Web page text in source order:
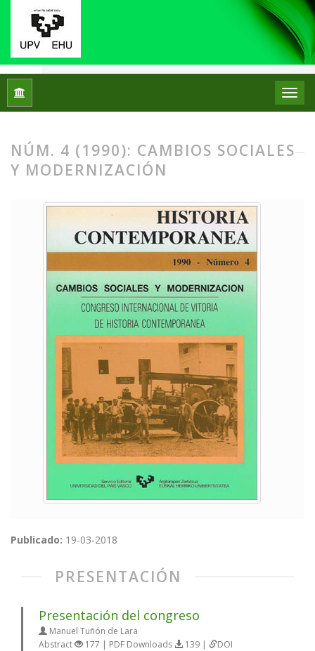
Inicio Núm. 4 (1990): Cambios sociales y
NÚM. 4 (1990): CAMBIOS SOCIALES
Y MODERNIZACIÓN
Publicado: 19-03-2018
PRESENTACIÓN
Presentación del congreso
Manuel Tuñón de Lara
Abstract
177 | PDF Downloads 139 |
DOI